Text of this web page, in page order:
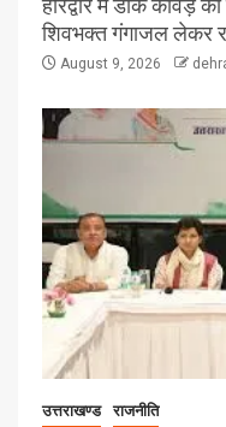
शिवभक्त गंगाजल लेकर
August 9, 2026
उत्तराखण्ड राजनीति